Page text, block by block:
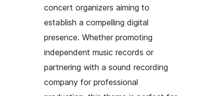
concert organizers aiming to
establish a compelling digital
presence. Whether promoting
independent music records or
partnering with a sound recording
company for professional